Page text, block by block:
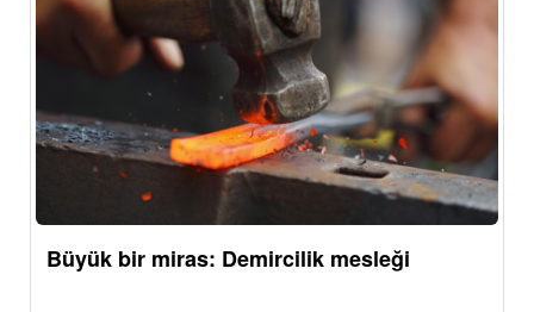
Büyük bir miras: Demircilik mesleği